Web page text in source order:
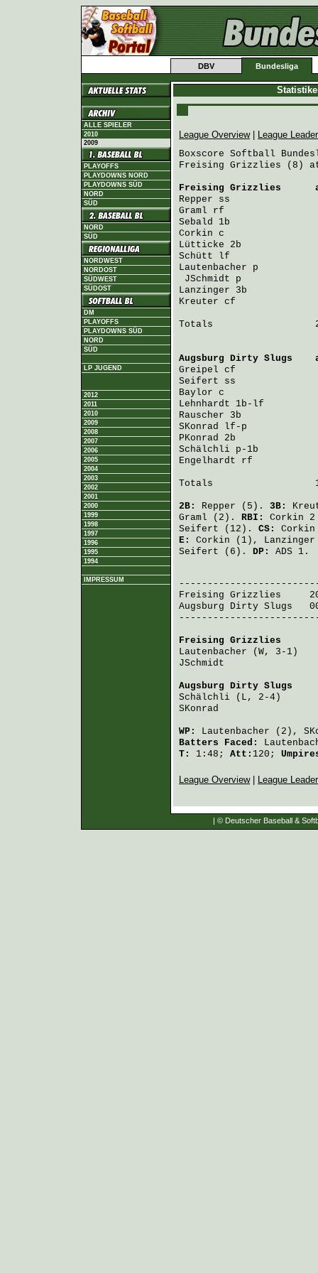
DBV Bundesliga
ALLE SPIELER
2010
2009
PLAYOFFS
PLAYDOWNS NORD
PLAYDOWNS SÜD
NORD
SÜD
NORD
SÜD
NORDWEST
NORDOST
SÜDWEST
SÜDOST
DM
PLAYOFFS
PLAYDOWNS SÜD
NORD
SÜD
LP JUGEND
2012
2011
2010
2009
2008
2007
2006
2005
2004
2003
2002
2001
2000
1999
1998
1997
1996
1995
1994
IMPRESSUM
League Overview|
League
Boxscore Softball
Freising Grizzlies (8)
Freising Grizzlies
Repper ss                3
Graml rf                 3
Sebald 1b                3
Corkin c                 2
Lütticke 2b
Schütt lf                3
Lautenbacher p
JSchmidt p              0
Lanzinger 3b
Kreuter cf               2
Totals
Augsburg Dirty Slugs
Greipel cf               2
Seifert ss
Baylor c                 3
Lehnhardt 1b-lf
Rauscher 3b
SKonrad lf-p             1
PKonrad 2b
Schälchli p-1b
Engelhardt rf            0
Totals
2B: Repper (5). 3B:
Graml (2). RBI: Corkin
Seifert (12). CS: Corkin
E: Corkin (1), Lanzinger
Seifert (6). DP:
ADS 1.
Freising Grizzlies
Augsburg Dirty Slugs
Freising Grizzlies
Lautenbacher (W, 3-1)
JSchmidt
Augsburg Dirty Slugs
Schälchli (L, 2-4)
SKonrad
WP: Lautenbacher (2),
Batters Faced:
T:
1:48; Att: 120;
League Overview| League
| © Deutscher Baseball &